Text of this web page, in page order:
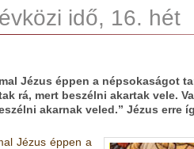
idő, 16. hét
Jézus éppen a népsokaságot
rá, mert beszélni akartak vele.
akarnak veled.” Jézus erre
Jézus éppen a